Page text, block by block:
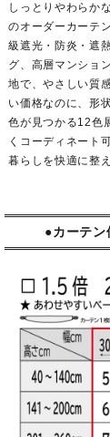
しっとりやわらか
のオーダーカーテ
級遮光・防炎・遮
グ、高層マンショ
地で、やさしい質
い価格なのに、形
色が見つかる12色
くコーディネート
暮らしを快適に整
●カーテ